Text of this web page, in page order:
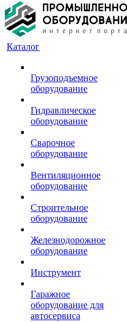
Каталог
Грузоподъемное
оборудование
Гидравлическое
оборудование
Сварочное
оборудование
Вентиляционное
оборудование
Строительное
оборудование
Железнодорожное
оборудование
Инструмент
Гаражное
оборудование для
автосервиса